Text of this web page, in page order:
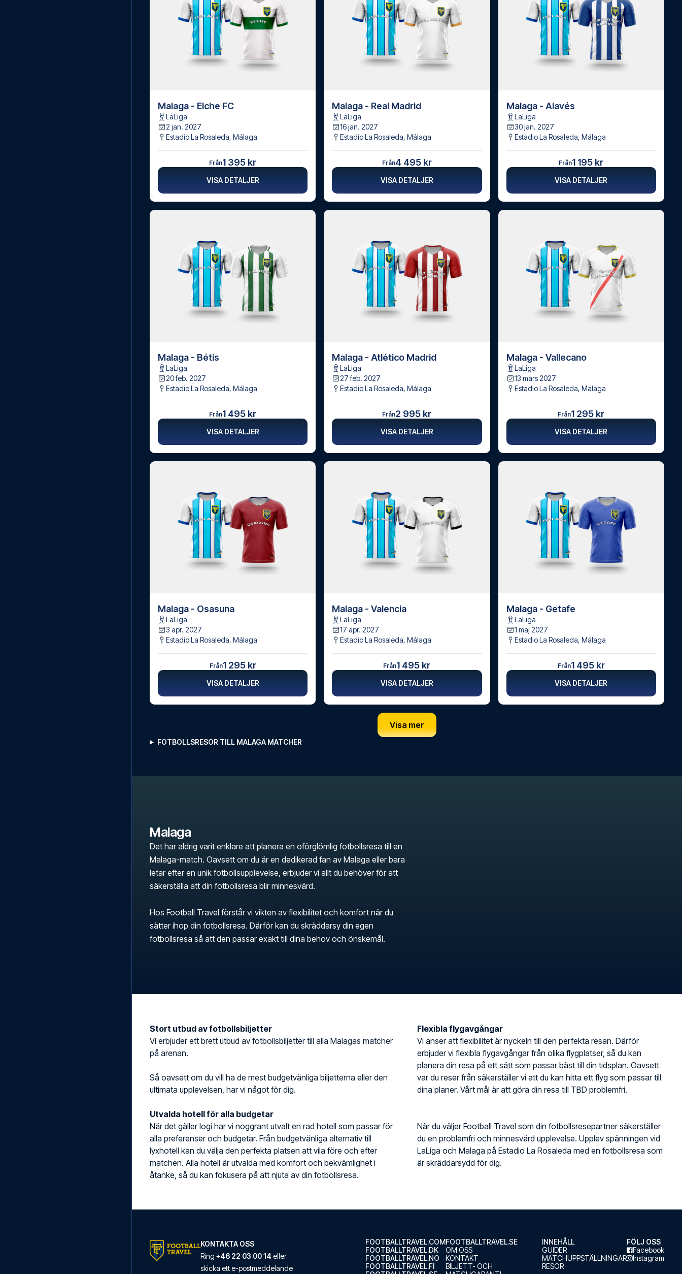
Malaga - Elche FC
LaLiga
2 jan. 2027
Estadio La Rosaleda, Málaga
Från1 395 kr
VISA DETALJER
Malaga - Real Madrid
LaLiga
16 jan. 2027
Estadio La Rosaleda,Málaga
Från4 495 kr
VISA DETALJER
Malaga - Alavés
LaLiga
30 jan. 2027
Estadio La Rosaleda, Málaga
Från1 195 kr
VISA DETALJER
Malaga - Bétis
LaLiga
20 feb. 2027
Estadio La Rosaleda, Málaga
Från1 495 kr
VISA DETALJER
Malaga - Atlético Madrid
LaLiga
27 feb. 2027
Estadio La Rosaleda,Málaga
Från2 995 kr
VISA DETALJER
Malaga - Vallecano
LaLiga
13 mars 2027
Estadio La Rosaleda, Málaga
Från1 295 kr
VISA DETALJER
Malaga - Osasuna
LaLiga
3 apr. 2027
Estadio La Rosaleda, Málaga
Från1 295 kr
VISA DETALJER
Malaga - Valencia
LaLiga
17 apr. 2027
Estadio La Rosaleda,Málaga
Från1 495 kr
VISA DETALJER
Malaga - Getafe
LaLiga
1 maj 2027
Estadio La Rosaleda, Málaga
Från1 495 kr
VISA DETALJER
Visa mer
FOTBOLLSRESOR TILL MALAGA MATCHER
Malaga
Det har aldrig varit enklare att planera en oförglömlig fotbollsresa till en
Malaga-match. Oavsett om du är en dedikerad fan av Malaga eller bara
letar efter en unik fotbollsupplevelse, erbjuder vi allt du behöver för att
säkerställa att din fotbollsresa blir minnesvärd.
Hos Football Travel förstår vi vikten av flexibilitet och komfort när du
sätter ihop din fotbollsresa. Därför kan du skräddarsy din egen
fotbollsresa så att den passar exakt till dina behov och önskemål.
Stort utbud av fotbollsbiljetter
Vi erbjuder ett brett utbud av fotbollsbiljetter till alla Malagas matcher
på arenan.
Så oavsett om du vill ha de mest budgetvänliga biljetterna eller den
ultimata upplevelsen, har vi något för dig.
Utvalda hotell för alla budgetar
När det gäller logi har vi noggrant utvalt en rad hotell som passar för
alla preferenser och budgetar. Från budgetvänliga alternativ till
lyxhotell kan du välja den perfekta platsen att vila före och efter
matchen. Alla hotell är utvalda med komfort och bekvämlighet i
åtanke, så du kan fokusera på att njuta av din fotbollsresa.
Flexibla flygavgångar
Vi anser att flexibilitet är nyckeln till den perfekta resan. Därför
erbjuder vi flexibla flygavgångar från olika flygplatser, så du kan
planera din resa på ett sätt som passar bäst till din tidsplan. Oavsett
var du reser från säkerställer vi att du kan hitta ett flyg som passar till
dina planer. Vårt mål är att göra din resa till TBD problemfri.
När du väljer Football Travel som din fotbollsresepartner säkerställer
du en problemfri och minnesvärd upplevelse. Upplev spänningen vid
LaLiga och Malaga på Estadio La Rosaleda med en fotbollsresa som
är skräddarsydd för dig.
KONTAKTA OSS
Ring +46 22 03 00 14 eller
skicka ett e-postmeddelande
FOOTBALLTRAVEL.COM
FOOTBALLTRAVEL.DK
FOOTBALLTRAVEL.NO
FOOTBALLTRAVEL.FI
FOOTBALLTRAVEL.SE
OM OSS
KONTAKT
BILJETT- OCH
INNEHÅLL
GUIDER
MATCHUPPSTÄLLNINGAR
RESOR
FÖLJ OSS
Facebook
Instagram